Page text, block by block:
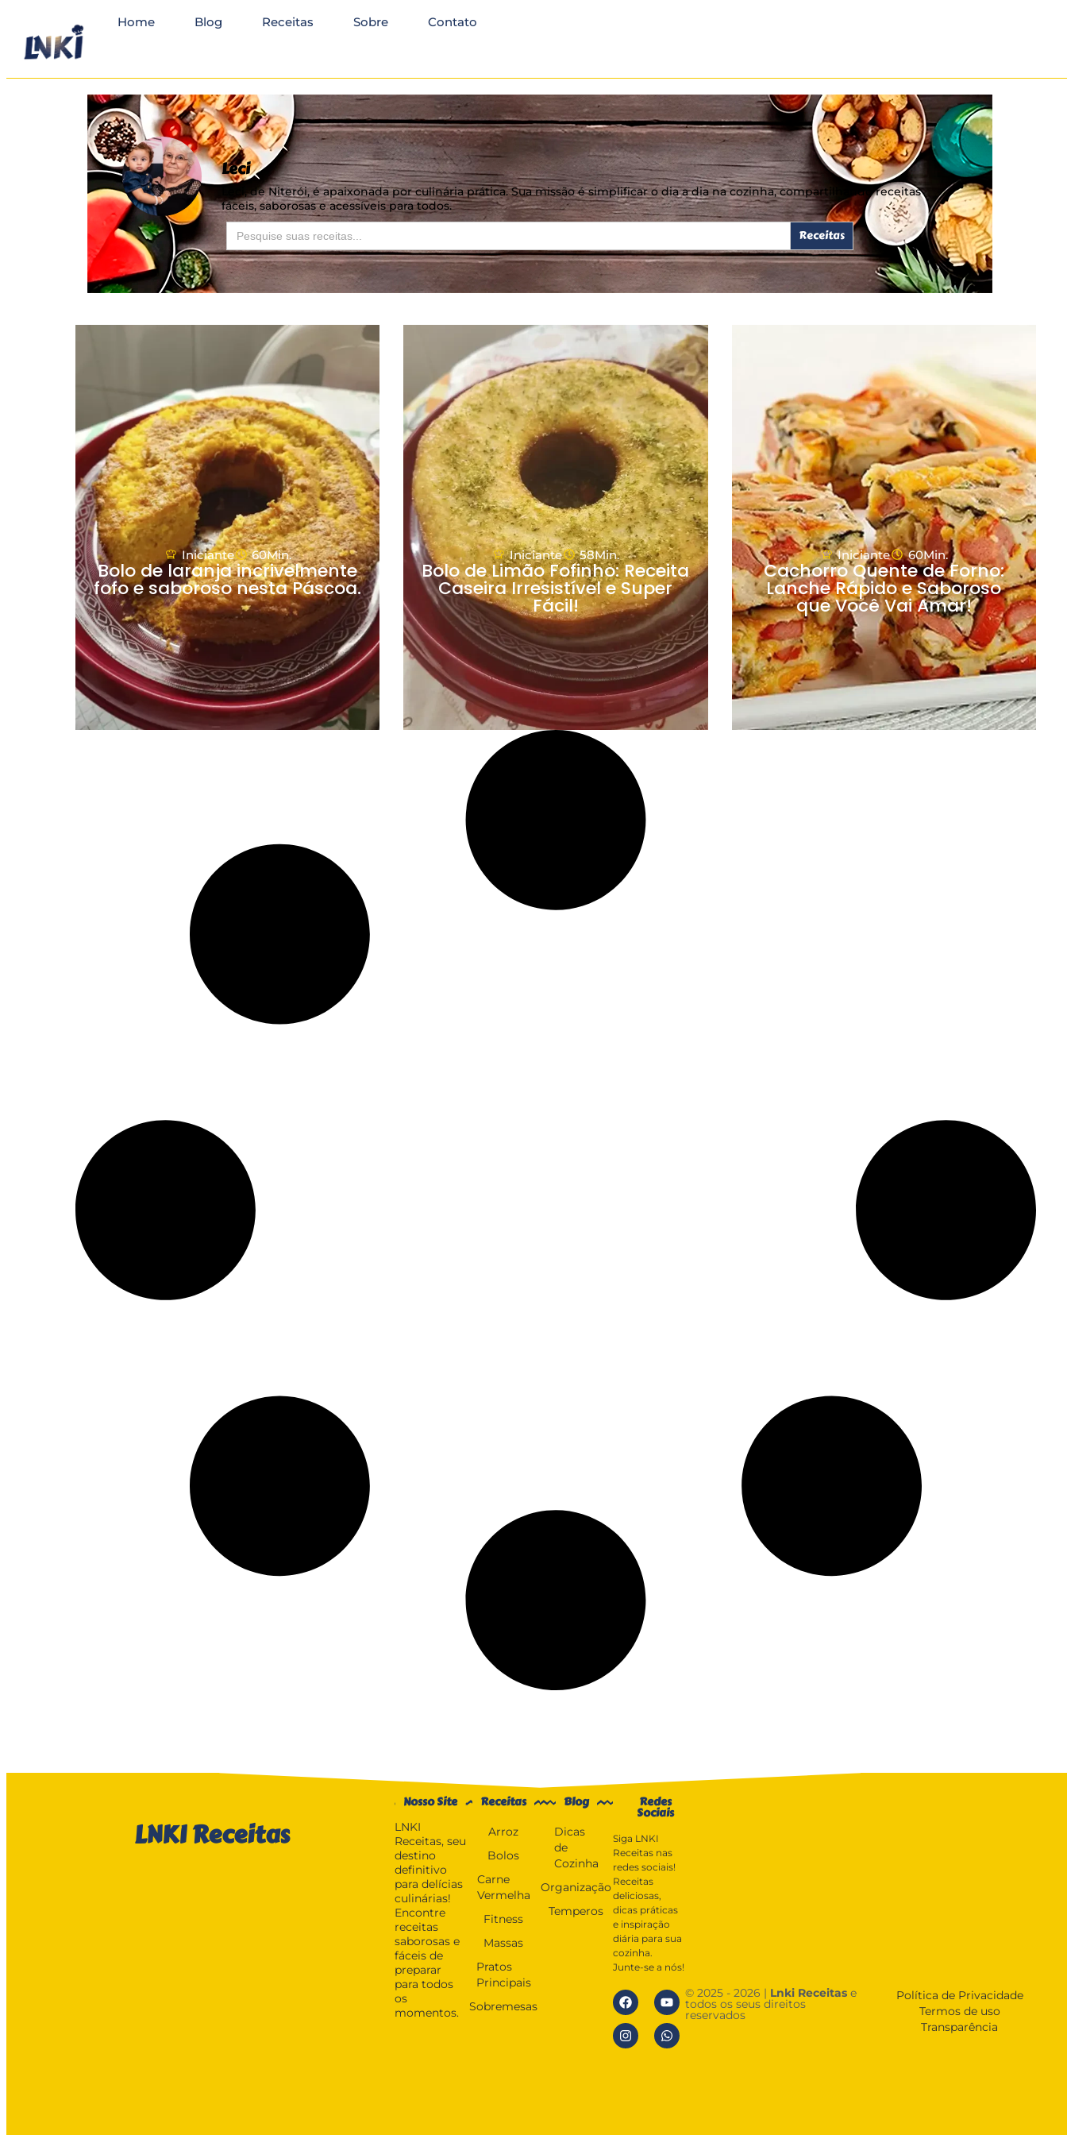
Home Blog Receitas Sobre Contato
Leci
Leci, de Niterói, é apaixonada por culinária prática. Sua missão é simplificar o dia a dia na cozinha, compartilhando receitas
fáceis, saborosas e acessíveis para todos.
Search
for:
Iniciante 60Min.
Bolo de laranja incrivelmente
fofo e saboroso nesta Páscoa.
Iniciante 58Min.
Bolo de Limão Fofinho: Receita
Caseira Irresistível e Super
Fácil!
Iniciante 60Min.
Cachorro Quente de Forno:
Lanche Rápido e Saboroso
que Você Vai Amar!
LNKIReceitas
Nosso Site
LNKI
Receitas, seu
destino
definitivo
para delícias
culinárias!
Encontre
receitas
saborosas e
fáceis de
preparar
para todos
os
momentos.
Receitas
Arroz
Bolos
Carne
Vermelha
Fitness
Massas
Pratos
Principais
Sobremesas
Blog
Dicas
de
Cozinha
Organização
Temperos
Redes
Sociais
Siga LNKI
Receitas nas
redes sociais!
Receitas
deliciosas,
dicas práticas
e inspiração
diária para sua
cozinha.
Junte-se a nós!
© 2025 - 2026 | Lnki Receitas e
todos os seus direitos
reservados
Política de Privacidade
Termos de uso
Transparência